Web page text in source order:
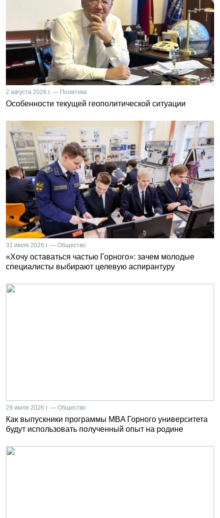
2 августа 2026 г. — Политика
Особенности текущей геополитической ситуации
31 июля 2026 г. — Общество
«Хочу оставаться частью Горного»: зачем молодые
специалисты выбирают целевую аспирантуру
29 июля 2026 г. — Общество
Как выпускники программы MBA Горного университета
будут использовать полученный опыт на родине